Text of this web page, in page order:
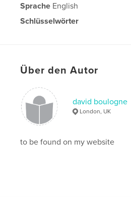
Sprache English
Schlüsselwörter
Über den Autor
david boulogne
London, UK
to be found on my website